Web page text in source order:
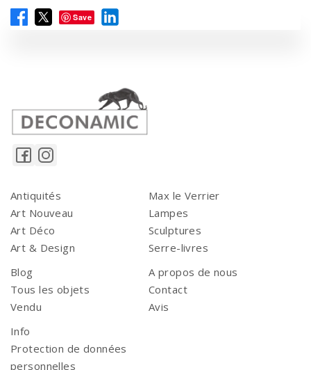
Save
Antiquités
Art Nouveau
Art Déco
Art & Design
Max le Verrier
Lampes
Sculptures
Serre-livres
Blog
Tous les objets
Vendu
A propos de nous
Contact
Avis
Info
Protection de données
personnelles